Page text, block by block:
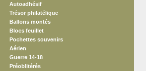
Autoadhésif
Trésor philatélique
Ballons montés
Blocs feuillet
Pochettes souvenirs
Aérien
Guerre 14-18
Préoblitérés